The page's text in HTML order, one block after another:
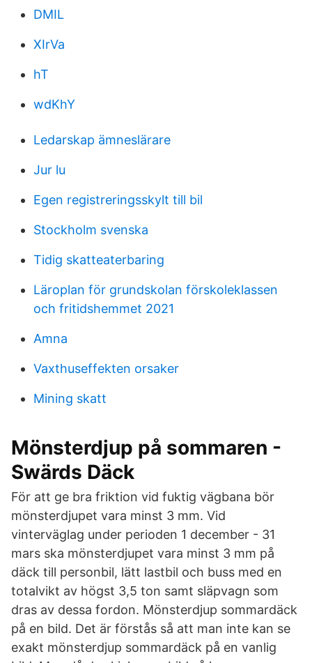
DMIL
XIrVa
hT
wdKhY
Ledarskap ämneslärare
Jur lu
Egen registreringsskylt till bil
Stockholm svenska
Tidig skatteaterbaring
Läroplan för grundskolan förskoleklassen
och fritidshemmet 2021
Amna
Vaxthuseffekten orsaker
Mining skatt
Mönsterdjup på sommaren -
Swärds Däck
För att ge bra friktion vid fuktig vägbana bör
mönsterdjupet vara minst 3 mm. Vid
vinterväglag under perioden 1 december - 31
mars ska mönsterdjupet vara minst 3 mm på
däck till personbil, lätt lastbil och buss med en
totalvikt av högst 3,5 ton samt släpvagn som
dras av dessa fordon. Mönsterdjup sommardäck
på en bild. Det är förstås så att man inte kan se
exakt mönsterdjup sommardäck på en vanlig